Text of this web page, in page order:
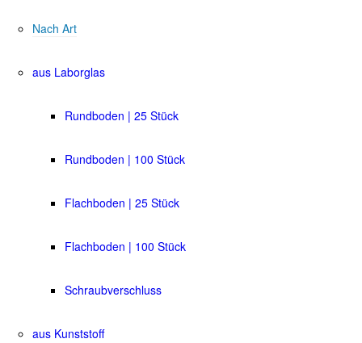
Nach Art
aus Laborglas
Rundboden | 25 Stück
Rundboden | 100 Stück
Flachboden | 25 Stück
Flachboden | 100 Stück
Schraubverschluss
aus Kunststoff